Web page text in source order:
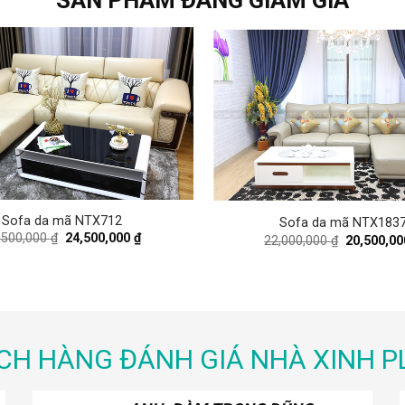
Sofa da mã NTX712
₫ Original
price
24,500,000 ₫Current
price
Sofa da mã
22,000,000₫ Original
price
HÀNG ĐÁNH GIÁ NHÀ XINH